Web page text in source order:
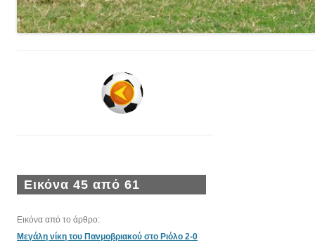
Εικόνα 45 από 61
Εικόνα από το άρθρο:
Μεγάλη νίκη του Πανμοβριακού στο Ριόλο 2-0